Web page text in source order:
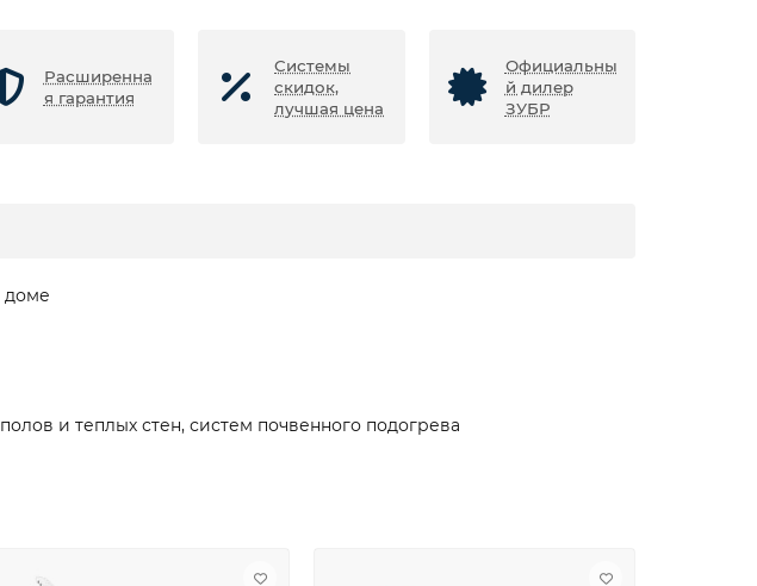
Расширенна
я гарантия
Системы
скидок,
лучшая цена
Официальны
й дилер
ЗУБР
доме
и теплых стен, систем почвенного подогрева